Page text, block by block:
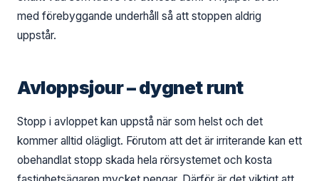
med förebyggande underhåll så att stoppen aldrig
uppstår.
Avloppsjour – dygnet runt
Stopp i avloppet kan uppstå när som helst och det
kommer alltid olägligt. Förutom att det är irriterande kan ett
obehandlat stopp skada hela rörsystemet och kosta